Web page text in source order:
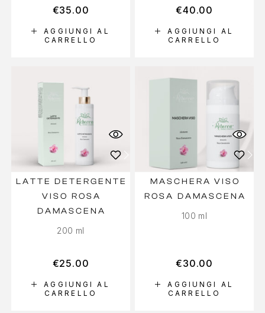
AGGIUNGI AL
CARRELLO
€35.00
AGGIUNGI AL
CARRELLO
€40.00
AGGIUNGI AL
CARRELLO
LATTE DETERGENTE
VISO ROSA
DAMASCENA
200 ml
€25.00
AGGIUNGI AL
CARRELLO
MASCHERA VISO
ROSA DAMASCENA
100 ml
€30.00